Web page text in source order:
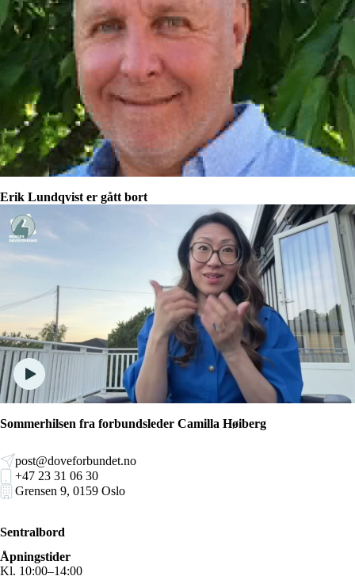
Erik Lundqvist er gått bort
Sommerhilsen fra forbundsleder Camilla Høiberg
post@doveforbundet.no
+47 23 31 06 30
Grensen 9, 0159 Oslo
Sentralbord
Åpningstider
Kl. 10:00–14:00